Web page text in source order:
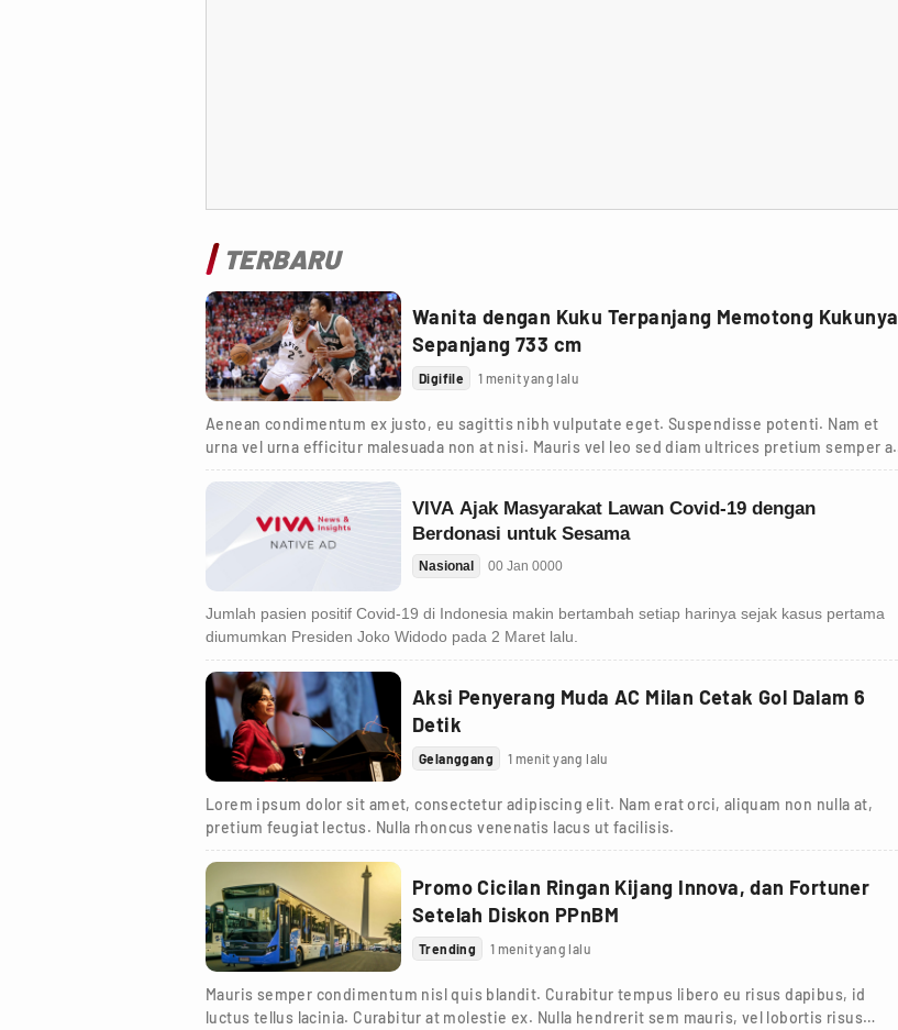
TERBARU
Wanita dengan Kuku Terpanjang Memotong Kukunya
Sepanjang 733 cm
Digifile 1 menit yang lalu
Aenean condimentum ex justo, eu sagittis nibh vulputate eget. Suspendisse potenti. Nam et
urna vel urna efficitur malesuada non at nisi. Mauris vel leo sed diam ultrices pretium semper a
turpis.
Aksi Penyerang Muda AC Milan Cetak Gol Dalam 6
Detik
Gelanggang 1 menit yang lalu
Lorem ipsum dolor sit amet, consectetur adipiscing elit. Nam erat orci, aliquam non nulla at,
pretium feugiat lectus. Nulla rhoncus venenatis lacus ut facilisis.
Promo Cicilan Ringan Kijang Innova, dan Fortuner
Setelah Diskon PPnBM
Trending 1 menit yang lalu
Mauris semper condimentum nisl quis blandit. Curabitur tempus libero eu risus dapibus, id
luctus tellus lacinia. Curabitur at molestie ex. Nulla hendrerit sem mauris, vel lobortis risus